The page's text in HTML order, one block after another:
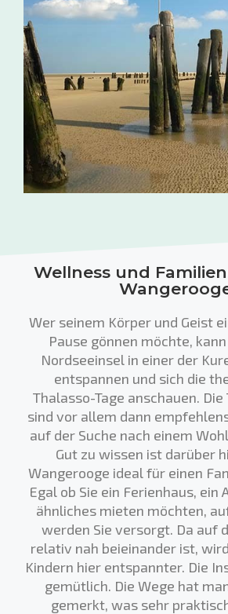
Wellness und
Wer seinem Körper und Geist
Pause gönnen möchte,
Nordseeinsel in einer der
entspannen und sich die
Thalasso-Tage anschauen. Die
sind vor allem dann
auf der Suche nach einem
Gut zu wissen ist darüber
Wangerooge ideal für einen
Egal ob Sie ein Ferienhaus, ein
ähnliches mieten möchten,
werden Sie versorgt. Da auf
relativ nah beieinander ist,
Kindern hier entspannter. Die
gemütlich. Die Wege hat
gemerkt, was sehr